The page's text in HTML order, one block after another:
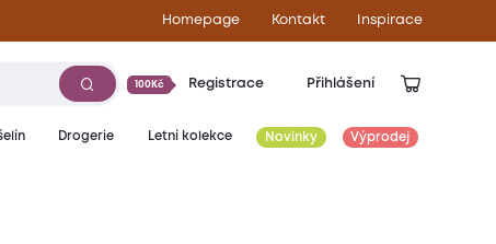
Homepage Kontakt Inspirace
100Kč Registrace Přihlášení
Drogerie Letní kolekce Novinky Výprodej